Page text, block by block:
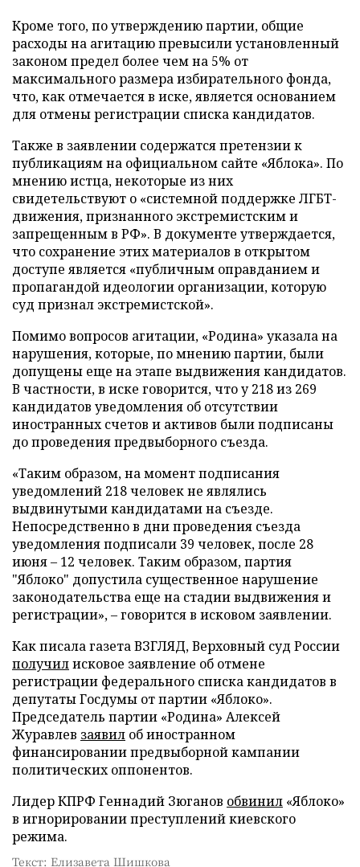
Кроме того, по утверждению партии, общие
расходы на агитацию превысили установленный
законом предел более чем на 5% от
максимального размера избирательного фонда,
что, как отмечается в иске, является основанием
для отмены регистрации списка кандидатов.
Также в заявлении содержатся претензии к
публикациям на официальном сайте «Яблока». По
мнению истца, некоторые из них
свидетельствуют о «системной поддержке ЛГБТ-
движения, признанного экстремистским и
запрещенным в РФ». В документе утверждается,
что сохранение этих материалов в открытом
доступе является «публичным оправданием и
пропагандой идеологии организации, которую
суд признал экстремистской».
Помимо вопросов агитации, «Родина» указала на
нарушения, которые, по мнению партии, были
допущены еще на этапе выдвижения кандидатов.
В частности, в иске говорится, что у 218 из 269
кандидатов уведомления об отсутствии
иностранных счетов и активов были подписаны
до проведения предвыборного съезда.
«Таким образом, на момент подписания
уведомлений 218 человек не являлись
выдвинутыми кандидатами на съезде.
Непосредственно в дни проведения съезда
уведомления подписали 39 человек, после 28
июня – 12 человек. Таким образом, партия
"Яблоко" допустила существенное нарушение
законодательства еще на стадии выдвижения и
регистрации», – говорится в исковом заявлении.
Как писала газета ВЗГЛЯД, Верховный суд России
получилисковое заявление об отмене
регистрации федерального списка кандидатов в
депутаты Госдумы от партии «Яблоко».
Председатель партии «Родина» Алексей
Журавлев заявил об иностранном
финансировании предвыборной кампании
политических оппонентов.
Лидер КПРФ Геннадий Зюганов обвинил «Яблоко»
в игнорировании преступлений киевского
режима.
Текст: Елизавета Шишкова